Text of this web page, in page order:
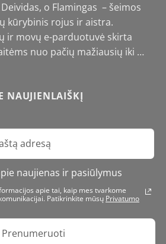
o Flamingas – šeimos
kūrybinis rojus ir aistra.
ir movų e-parduotuvė skirta
nuo pačių mažiausių iki …
NAUJIENLAIŠKĮ
naujienas ir pasiūlymus
apie tai, kaip mes tvarkome
Patikrinkite mūsų Privatumo
Prenumeruoti